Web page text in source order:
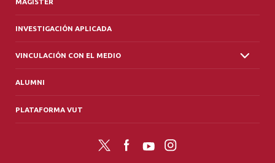
INVESTIGACIÓN APLICADA
VINCULACIÓN CON EL MEDIO
ALUMNI
PLATAFORMA VUT
Twitter FacebookYouTubeInstagram